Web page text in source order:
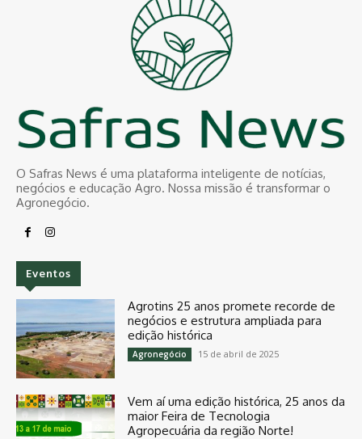
O Safras News é uma plataforma inteligente de notícias,
negócios e educação Agro. Nossa missão é transformar o
Agronegócio.
Eventos
Agrotins 25 anos promete recorde de
negócios e estrutura ampliada para
edição histórica
Agronegócio 15 de abril de 2025
Vem aí uma edição histórica, 25 anos da
maior Feira de Tecnologia
Agropecuária da região Norte!